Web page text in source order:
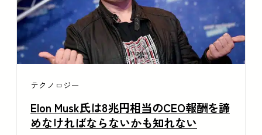
テクノロジー
Elon Musk氏は8兆円相当のCEO報酬を諦
めなければならないかも知れない